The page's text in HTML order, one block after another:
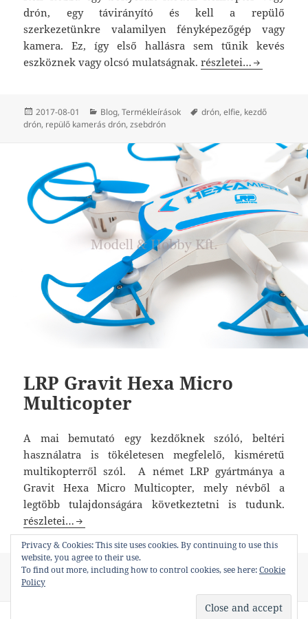
drón, egy távirányító és kell a repülő
szerkezetünkre valamilyen fényképezőgép vagy
kamera. Ez, így első hallásra sem tűnik kevés
eszköznek vagy olcsó mulatságnak.“ELFIE” – Az
részletei…
Közzétéve
2017-08-01 Kategória
Blog,Termékleírások Címke
drón,elfie, kezdő
drón, repülő kamerás drón,zsebdrón
LRP Gravit Hexa Micro
Multicopter
A mai bemutató egy kezdőknek szóló, beltéri
használatra is tökéletesen megfelelő, kisméretű
multikopterről szól. A német LRP gyártmánya a
Gravit Hexa Micro Multicopter, mely névből a
legtöbb tulajdonságára következtetni is tudunk.
LRP Gravit Hexa Micro Multicopter
részletei…
Közzétéve
2017-07-26 Kategória
Blog,Termékleírások Címke
kezdő drón,kezdő
heli,LRP Gravit Hexa Micor Multicopter
Privacy & Cookies: This site uses cookies. By continuing to use this
website, you agree to their use.
To find out more, including how to control cookies, see here:Cookie
Policy